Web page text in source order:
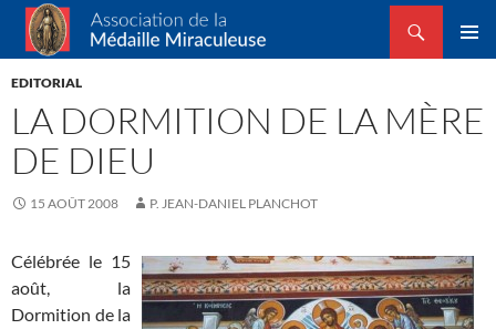
Association de la Médaille Miraculeuse
Recherche
ALLER
EDITORIAL
LA DORMITION DE LA MÈRE
DE DIEU
15 AOÛT 2008 P. JEAN-DANIEL PLANCHOT
Célébrée le 15
août, la
Dormition de la